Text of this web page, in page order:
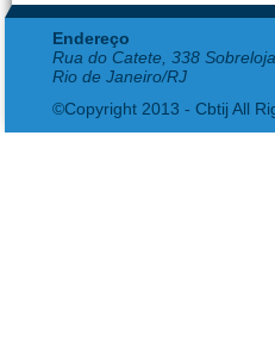
Endereço
Rua do Catete, 338
Rio de Janeiro/RJ
©Copyright 2013 - Cbtij All